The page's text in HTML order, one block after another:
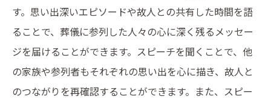
す。思い出深いエピソードや故人との共有した時間を語
ることで、葬儀に参列した人々の心に深く残るメッセー
ジを届けることができます。スピーチを聞くことで、他
の家族や参列者もそれぞれの思い出を心に描き、故人と
のつながりを再確認することができます。また、スピー